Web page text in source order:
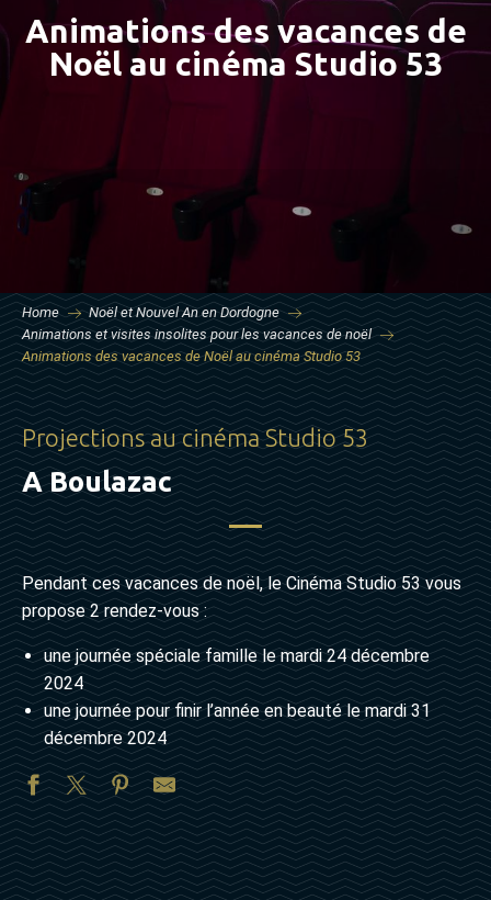
Animations des vacances de
Noël au cinéma Studio 53
Home
Noël et Nouvel An en Dordogne
Animations et visites insolites pour les vacances de noël
Animations des vacances de Noël au cinéma Studio 53
Projections au cinéma Studio 53
A Boulazac
Pendant ces vacances de noël, le Cinéma Studio 53 vous
propose 2 rendez-vous :
une journée spéciale famille le mardi 24 décembre
2024
une journée pour finir l’année en beauté le mardi 31
décembre 2024